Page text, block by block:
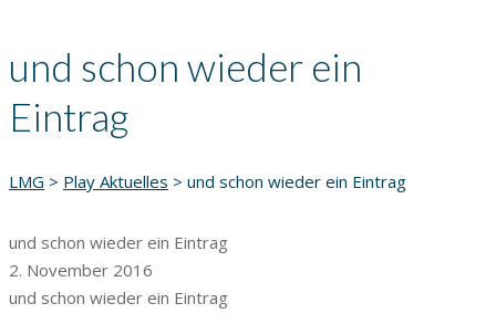
und schon wieder ein
Eintrag
LMG > Play Aktuelles > und schon wieder ein Eintrag
und schon wieder ein Eintrag
2. November 2016
und schon wieder ein Eintrag